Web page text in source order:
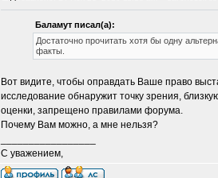
Баламут писал(а):
Достаточно прочитать хотя бы одну
факты.
Вот видите, чтобы оправдать Ваше право
исследование обнаружит точку зрения,
оценки, запрещено правилами форума.
Почему Вам можно, а мне нельзя?
С уважением,